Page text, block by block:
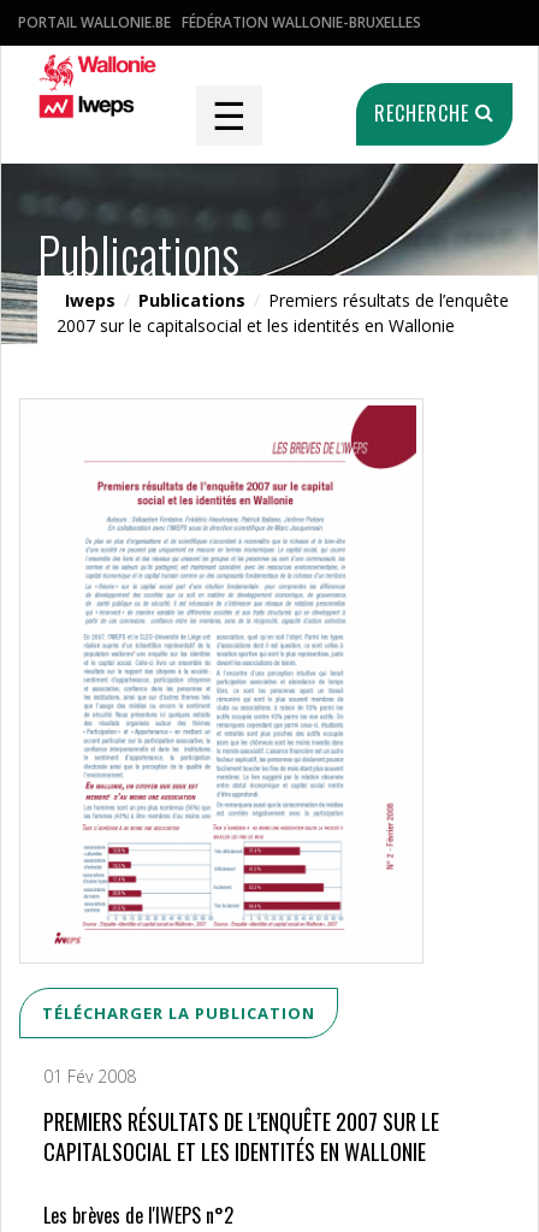
PORTAIL WALLONIE.BE FÉDÉRATION WALLONIE-BRUXELLES
☰ RECHERCHE
Publications
Iweps / Publications / Premiers résultats de l’enquête
2007 sur le capitalsocial et les identités en Wallonie
TÉLÉCHARGER LA PUBLICATION
01 Fév 2008
PREMIERS RÉSULTATS DE L’ENQUÊTE 2007 SUR LE
CAPITALSOCIAL ET LES IDENTITÉS EN WALLONIE
Les brèves de l'IWEPS n°2